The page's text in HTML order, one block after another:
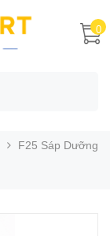
0
F25 Sáp Dưỡng